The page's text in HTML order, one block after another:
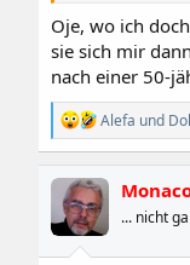
Oje, wo ich
sie sich mir
nach einer 50-
R
e
a
k
t
i
o
n
Alefa und
... nicht